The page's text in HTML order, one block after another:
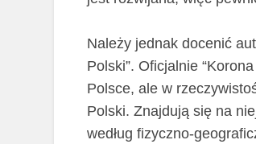
Należy jednak docenić
Polski”. Oficjalnie
Polsce, ale w
Polski. Znajdują się na
według fizyczno-